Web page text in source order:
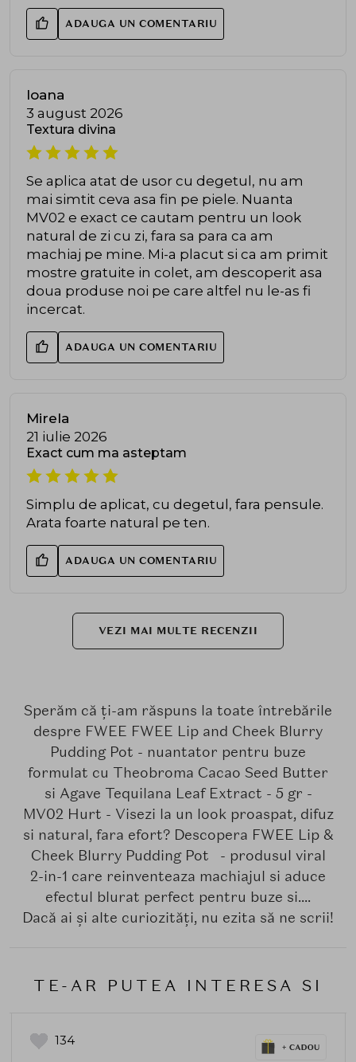
ADAUGA UN COMENTARIU
Ioana
3 august 2026
Textura divina
Se aplica atat de usor cu degetul, nu am
mai simtit ceva asa fin pe piele. Nuanta
MV02 e exact ce cautam pentru un look
natural de zi cu zi, fara sa para ca am
machiaj pe mine. Mi-a placut si ca am primit
mostre gratuite in colet, am descoperit asa
doua produse noi pe care altfel nu le-as fi
incercat.
ADAUGA UN COMENTARIU
Mirela
21 iulie 2026
Exact cum ma asteptam
Simplu de aplicat, cu degetul, fara pensule.
Arata foarte natural pe ten.
ADAUGA UN COMENTARIU
VEZI MAI MULTE RECENZII
Sperăm că ți-am răspuns la toate întrebările
despre FWEE FWEE Lip and Cheek Blurry
Pudding Pot - nuantator pentru buze
formulat cu Theobroma Cacao Seed Butter
si Agave Tequilana Leaf Extract - 5 gr -
MV02 Hurt - Visezi la un look proaspat, difuz
si natural, fara efort? Descopera FWEE Lip &
Cheek Blurry Pudding Pot - produsul viral
2-in-1 care reinventeaza machiajul si aduce
efectul blurat perfect pentru buze si....
Dacă ai și alte curiozități, nu ezita să ne scrii!
TE-AR PUTEA INTERESA SI
134